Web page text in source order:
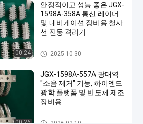
00:24
안정적이고 성능 좋은 JGX-
1598A-358A 통신 레이더
및 내비게이션 장비용 철사
선 진동 격리기
와이어 로프 제진기
2025-10-30
00:26
JGX-1598A-557A 광대역
"소음 제거" 기능, 하이엔드
광학 플랫폼 및 반도체 제조
장비용
와이어 로프 제진기